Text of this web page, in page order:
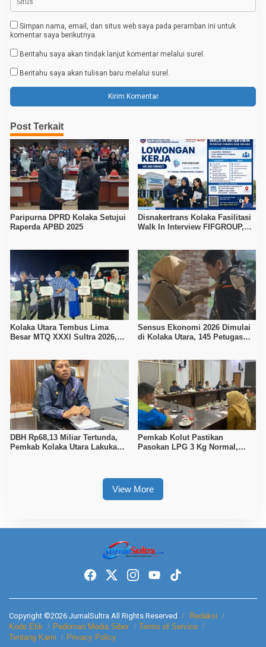
Simpan nama, email, dan situs web saya pada peramban ini untuk
komentar saya berikutnya.
Beritahu saya akan tindak lanjut komentar melalui surel.
Beritahu saya akan tulisan baru melalui surel.
Post Terkait
Paripurna DPRD Kolaka Setujui
Raperda APBD 2025
Disnakertrans Kolaka Fasilitasi
Walk In Interview FIFGROUP,
Kolaka Utara Tembus Lima
Besar MTQ XXXI Sultra 2026,
Sensus Ekonomi 2026 Dimulai
di Kolaka Utara, 145 Petugas
DBH Rp68,13 Miliar Tertunda,
Pemkab Kolaka Utara Lakukan
Pemkab Kolut Pastikan
Pasokan LPG 3 Kg Normal,
View More
Copyright ©2026 JurnalSultra All Rights Reserved
Redaksi
Kode Etik
Pedoman Media Siber
Terms of Service
Tentang Kami
Privacy Policy